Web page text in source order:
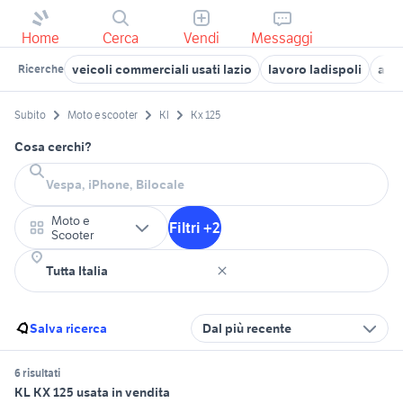
Home Cerca Vendi Messaggi
Ricerche veicoli commerciali usati lazio lavoro ladispoli
Subito Moto e scooter Kl Kx 125
Cosa cerchi?
Moto e
Scooter
Filtri +2
Salva ricerca Dal più recente
6 risultati
KL KX 125 usata in vendita